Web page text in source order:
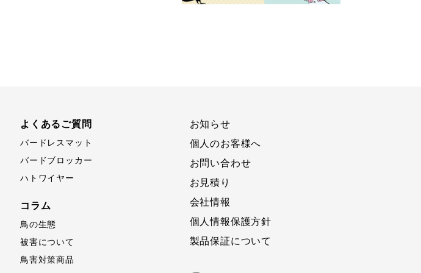
よくあるご質問
バードレスマット
バードブロッカー
ハトワイヤー
コラム
鳥の生態
被害について
鳥害対策商品
お知らせ
個人のお客様へ
お問い合わせ
お見積り
会社情報
個人情報保護方針
製品保証について